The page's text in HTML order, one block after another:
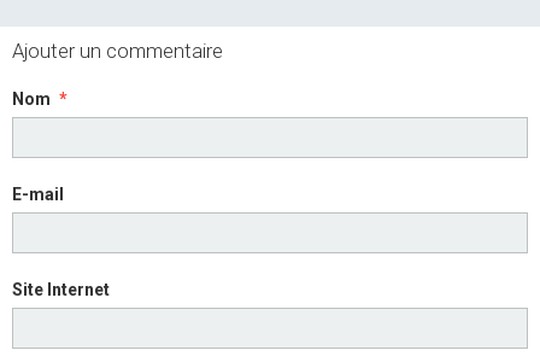
Ajouter un commentaire
Nom
E-mail
Site Internet